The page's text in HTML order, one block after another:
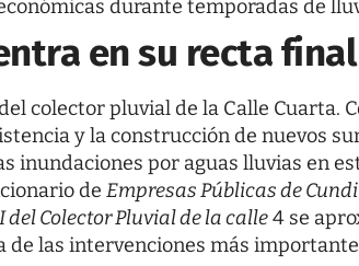
durante temporadas de
en su recta final
colector pluvial de la Calle Cuarta.
y la construcción de nuevos
inundaciones por aguas lluvias en
de Empresas Públicas de
del Colector Pluvial de la calle4 se
de las intervenciones más